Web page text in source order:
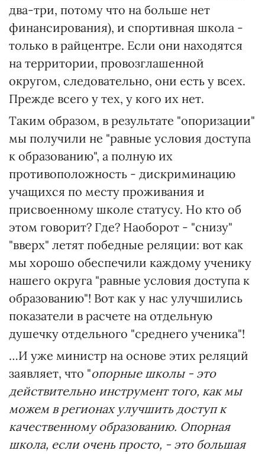
два-три, потому что на больше нет
финансирования), и спортивная школа -
только в райцентре. Если они находятся
на территории, провозглашенной
округом, следовательно, они есть у всех.
Прежде всего у тех, у кого их нет.
Таким образом, в результате "опоризации"
мы получили не "равные условия доступа
к образованию", а полную их
противоположность - дискриминацию
учащихся по месту проживания и
присвоенному школе статусу. Но кто об
этом говорит? Где? Наоборот - "снизу"
"вверх" летят победные реляции: вот как
мы хорошо обеспечили каждому ученику
нашего округа "равные условия доступа к
образованию"! Вот как у нас улучшились
показатели в расчете на отдельную
душечку отдельного "среднего ученика"!
…И уже министр на основе этих реляций
заявляет, что "опорные школы - это
действительно инструмент того, как мы
можем в регионах улучшить доступ к
качественному образованию. Опорная
школа, если очень просто, - это большая